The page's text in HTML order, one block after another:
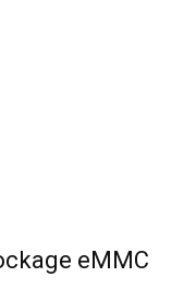
eMMC